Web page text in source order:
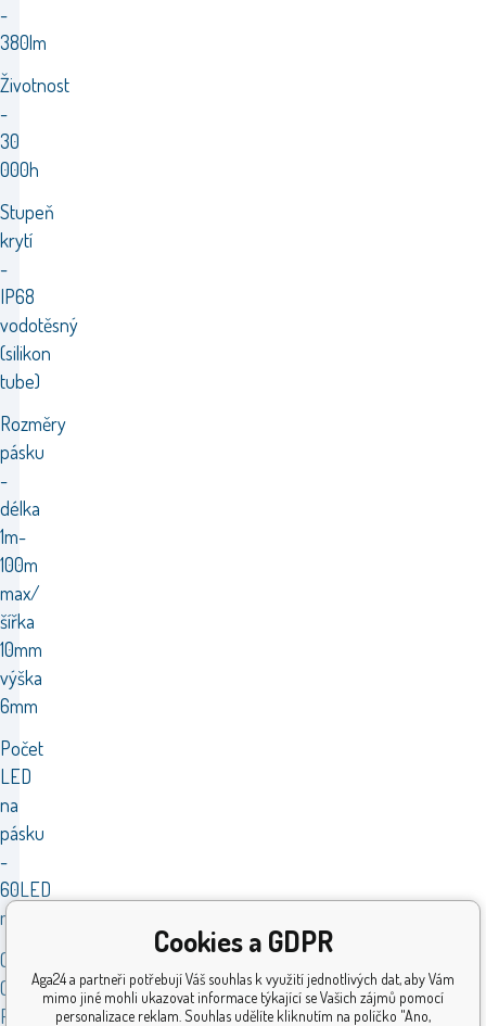
-
380lm
Životnost
-
30
000h
Stupeň
krytí
-
IP68
vodotěsný
(silikon
tube)
Rozměry
pásku
-
délka
1m-
100m
max/
šířka
10mm
výška
6mm
Počet
LED
na
pásku
-
60LED
metr
Certifikáty
CE,
RoHS
Cookies a GDPR
Aga24 a partneři potřebují Váš souhlas k využití jednotlivých dat, aby Vám
mimo jiné mohli ukazovat informace týkající se Vašich zájmů pomocí
personalizace reklam. Souhlas udělíte kliknutím na políčko "Ano,